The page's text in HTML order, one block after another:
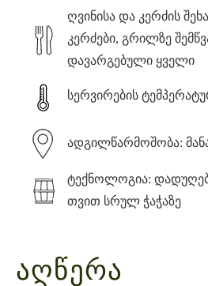
ღვინისა და კერძის
კერძები, გრილზე
დავარგებული ყველი
სერვირების
ადგილწარმოშობა:
ტექნოლოგია:
თვით სრულ ჭაჭაზე
ᲐᲦᲬᲔᲠᲐ